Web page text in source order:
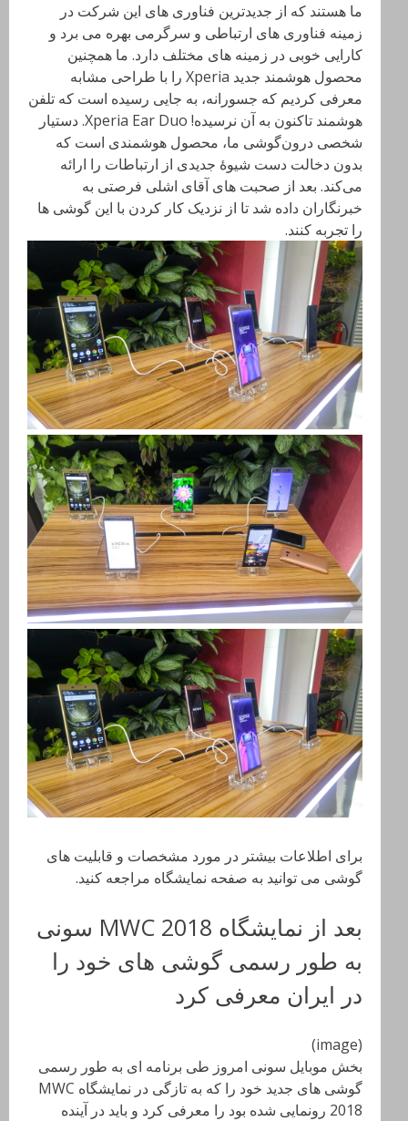
ما هستند که از جدیدترین فناوری های این شرکت در
زمینه فناوری های ارتباطی و سرگرمی بهره می برد و
کارایی خوبی در زمینه های مختلف دارد. ما همچنین
محصول هوشمند جدید Xperia را با طراحی مشابه
معرفی کردیم که جسورانه، به جایی رسیده است که تلفن
هوشمند تاکنون به آن نرسیده! Xperia Ear Duo. دستیار
شخصی درون‌گوشی ما، محصول هوشمندی است که
بدون دخالت دست شیوهٔ جدیدی از ارتباطات را ارائه
می‌کند. بعد از صحبت های آقای اشلی فرصتی به
خبرنگاران داده شد تا از نزدیک کار کردن با این گوشی ها
را تجربه کنند.
برای اطلاعات بیشتر در مورد مشخصات و قابلیت های
گوشی می توانید به صفحه نمایشگاه مراجعه کنید.
بعد از نمایشگاه MWC 2018 سونی
به طور رسمی گوشی های خود را
در ایران معرفی کرد
(image)
بخش موبایل سونی امروز طی برنامه ای به طور رسمی
گوشی های جدید خود را که به تازگی در نمایشگاه MWC
2018 رونمایی شده بود را معرفی کرد و باید در آینده